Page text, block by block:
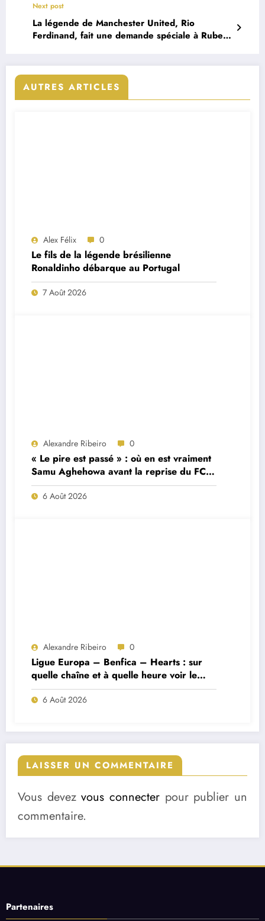
Next post
La légende de Manchester United, Rio
Ferdinand, fait une demande spéciale à Ruben
AUTRES ARTICLES
Alex Félix 0
Le fils de la légende brésilienne
Ronaldinho débarque au Portugal
7 Août 2026
Alexandre Ribeiro 0
« Le pire est passé » : où en est vraiment
Samu Aghehowa avant la reprise du FC
Porto ?
6 Août 2026
Alexandre Ribeiro 0
Ligue Europa – Benfica – Hearts : sur
quelle chaîne et à quelle heure voir le
match ?
6 Août 2026
LAISSER UN COMMENTAIRE
Vous devezvous connecter pour publier un
commentaire.
Partenaires